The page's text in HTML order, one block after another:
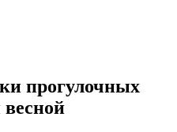
прогулочных